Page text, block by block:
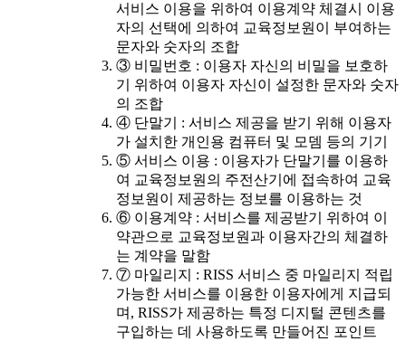
서비스 이용을 위하여 이용계약 체결시 이용
자의 선택에 의하여 교육정보원이 부여하는
문자와 숫자의 조합
③ 비밀번호 : 이용자 자신의 비밀을 보호하
기 위하여 이용자 자신이 설정한 문자와 숫자
의 조합
④ 단말기 : 서비스 제공을 받기 위해 이용자
가 설치한 개인용 컴퓨터 및 모뎀 등의 기기
⑤ 서비스 이용 : 이용자가 단말기를 이용하
여 교육정보원의 주전산기에 접속하여 교육
정보원이 제공하는 정보를 이용하는 것
⑥ 이용계약 : 서비스를 제공받기 위하여 이
약관으로 교육정보원과 이용자간의 체결하
는 계약을 말함
⑦ 마일리지 : RISS 서비스 중 마일리지 적립
가능한 서비스를 이용한 이용자에게 지급되
며, RISS가 제공하는 특정 디지털 콘텐츠를
구입하는 데 사용하도록 만들어진 포인트